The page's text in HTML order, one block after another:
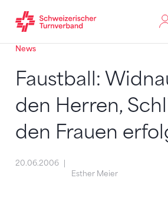
Zum Inhalt springen
Zur Sitemap navigieren
Zum Navigieren dieser Seite wird
News
Faustball:
den Herren,
den Frauen
20.06.2006
Esther Meier